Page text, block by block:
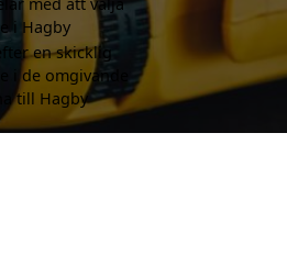
i Hagby
en skicklig
i de omgivande
till Hagby